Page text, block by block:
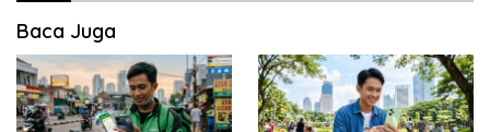
Baca Juga